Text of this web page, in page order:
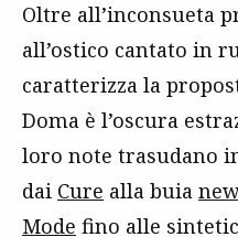
Oltre all’inconsueta
all’ostico cantato in
caratterizza la
Doma è l’oscura
loro note trasudano
dai Cure alla buia
Mode fino alle